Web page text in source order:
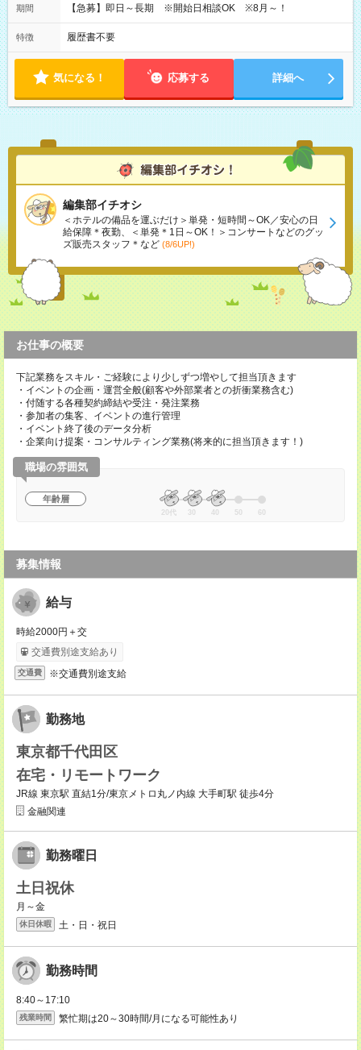
期間 【急募】即日～長期 ※開始日相談OK ※8月～！
特徴 履歴書不要
気になる！ 応募する 詳細へ
編集部イチオシ
＜ホテルの備品を運ぶだけ＞単発・短時間～OK／安心の日
給保障＊夜勤、＜単発＊1日～OK！＞コンサートなどのグッ
ズ販売スタッフ＊など (8/6UP!)
お仕事の概要
下記業務をスキル・ご経験により少しずつ増やして担当頂きます
・イベントの企画・運営全般(顧客や外部業者との折衝業務含む)
・付随する各種契約締結や受注・発注業務
・参加者の集客、イベントの進行管理
・イベント終了後のデータ分析
・企業向け提案・コンサルティング業務(将来的に担当頂きます！)
職場の雰囲気
年齢層
20代 30 40 50 60
募集情報
給与
時給2000円＋交
交通費別途支給あり
交通費 ※交通費別途支給
勤務地
東京都千代田区
在宅・リモートワーク
JR線 東京駅 直結1分/東京メトロ丸ノ内線 大手町駅 徒歩4分
金融関連
勤務曜日
土日祝休
月～金
休日休暇 土・日・祝日
勤務時間
8:40～17:10
残業時間 繁忙期は20～30時間/月になる可能性あり